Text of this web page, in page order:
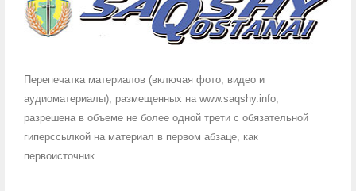
Перепечатка материалов (включая фото, видео и
аудиоматериалы), размещенных на www.saqshy.info,
разрешена в объеме не более одной трети с обязательной
гиперссылкой на материал в первом абзаце, как
первоисточник.